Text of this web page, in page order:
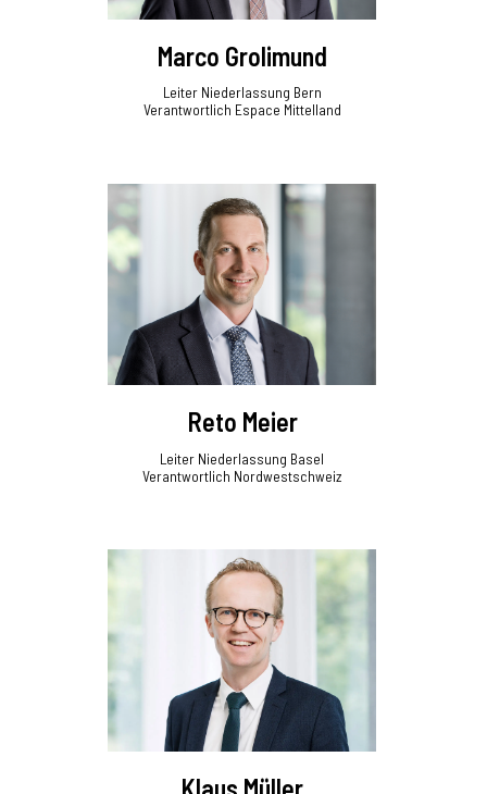
Marco Grolimund
Leiter Niederlassung Bern
Verantwortlich Espace Mittelland
Reto Meier
Leiter Niederlassung Basel
Verantwortlich Nordwestschweiz
Klaus Müller